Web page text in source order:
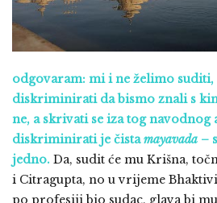
odgovaram: mi i ne želimo
diskriminirati da bismo znali s
ne, a skrivati se iza tog navodnog
diskriminirati je čistamayavada –
jedno. Da, sudit će mu Krišna,
i Citragupta, no u vrijeme
po profesiji bio sudac, glava bi